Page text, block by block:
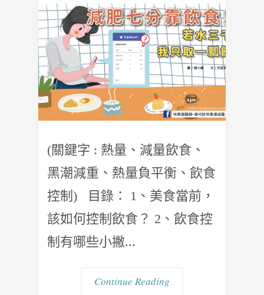
(關鍵字 : 熱量、減量飲食、
黑潮減重、熱量負平衡、飲食
控制) 目錄： 1、美食當前，
該如何控制飲食？ 2、飲食控
制有哪些小撇...
Continue Reading